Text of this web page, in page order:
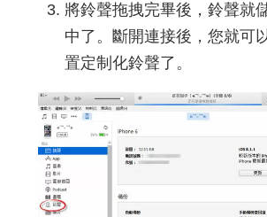
將鈴聲拖拽完畢後，鈴聲就
中了。斷開連接後，您就可
置定制化鈴聲了。